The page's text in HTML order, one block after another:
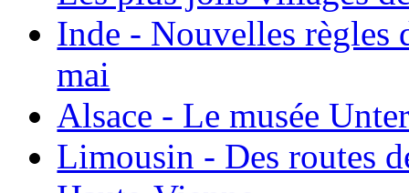
Inde - Nouvelles règles
mai
Alsace - Le musée
Limousin - Des routes